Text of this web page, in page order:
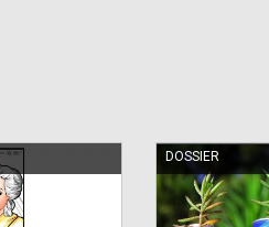
DOSSIER